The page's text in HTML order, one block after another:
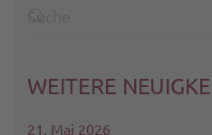
WEITERE
21. Mai 2026